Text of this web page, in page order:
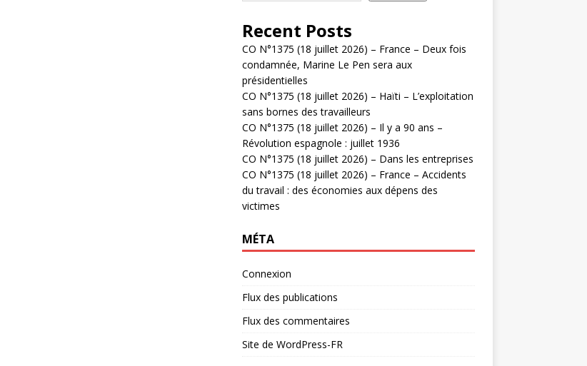
Recent Posts
CO N°1375 (18 juillet 2026) – France – Deux fois
condamnée, Marine Le Pen sera aux
présidentielles
CO N°1375 (18 juillet 2026) – Haïti – L’exploitation
sans bornes des travailleurs
CO N°1375 (18 juillet 2026) – Il y a 90 ans –
Révolution espagnole : juillet 1936
CO N°1375 (18 juillet 2026) – Dans les entreprises
CO N°1375 (18 juillet 2026) – France – Accidents
du travail : des économies aux dépens des
victimes
MÉTA
Connexion
Flux des publications
Flux des commentaires
Site de WordPress-FR